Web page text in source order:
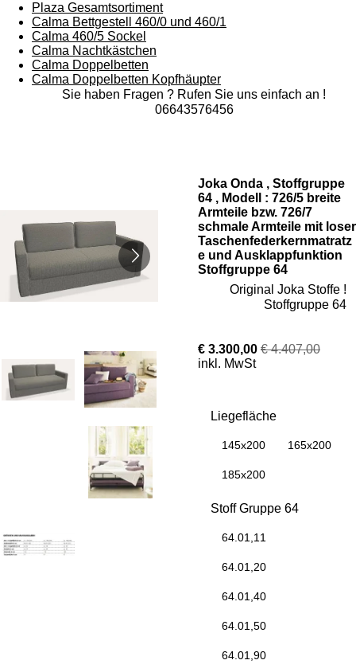
Plaza Gesamtsortiment
Calma Bettgestell 460/0 und 460/1
Calma 460/5 Sockel
Calma Nachtkästchen
Calma Doppelbetten
Calma Doppelbetten Kopfhäupter
Sie haben Fragen ? Rufen Sie uns einfach an !
06643576456
Joka Onda , Stoffgruppe
64 , Modell : 726/5 breite
Armteile bzw. 726/7
schmale Armteile mit loser
Taschenfederkernmatratz
e und Ausklappfunktion
Stoffgruppe 64
Original Joka Stoffe !
Stoffgruppe 64
€ 3.300,00 € 4.407,00
inkl. MwSt
Liegefläche
145x200 165x200
185x200
Stoff Gruppe 64
64.01,11
64.01,20
64.01,40
64.01,50
64.01,90